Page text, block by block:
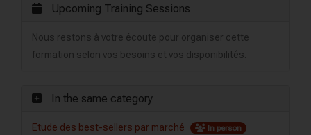
Upcoming Training Sessions
Nous restons à votre écoute pour organiser cette
formation selon vos besoins et vos disponibilités.
In the same category
Etude des best-sellers par marché In person